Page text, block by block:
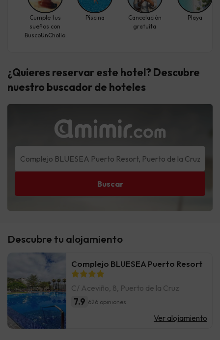
Descubre tu alojamiento
Complejo BLUESEA Puerto Resort
C/ Aceviño, 8, Puerto de la Cruz
7.9 626 opiniones
Ver alojamiento
Cumple tus
sueños con
BuscoUnChollo
Piscina
Cancelación
gratuita
Playa
¿Quieres reservar este hotel? Descubre
nuestro buscador de hoteles
Buscar